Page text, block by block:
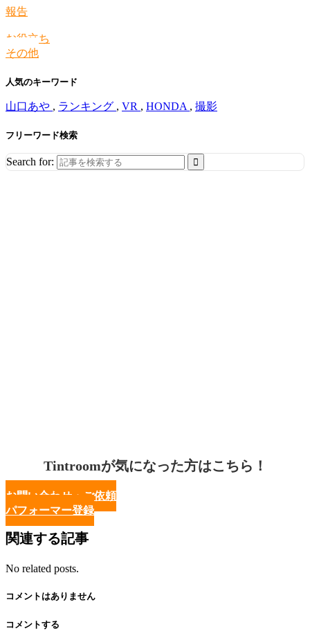
報告
お役立ち
その他
人気のキーワード
山口あや , ランキング , VR , HONDA , 撮影
フリーワード検索
Search for:
Tintroomが気になった方はこちら！
お問い合わせ・ご依頼
パフォーマー登録
関連する記事
No related posts.
コメントはありません
コメントする